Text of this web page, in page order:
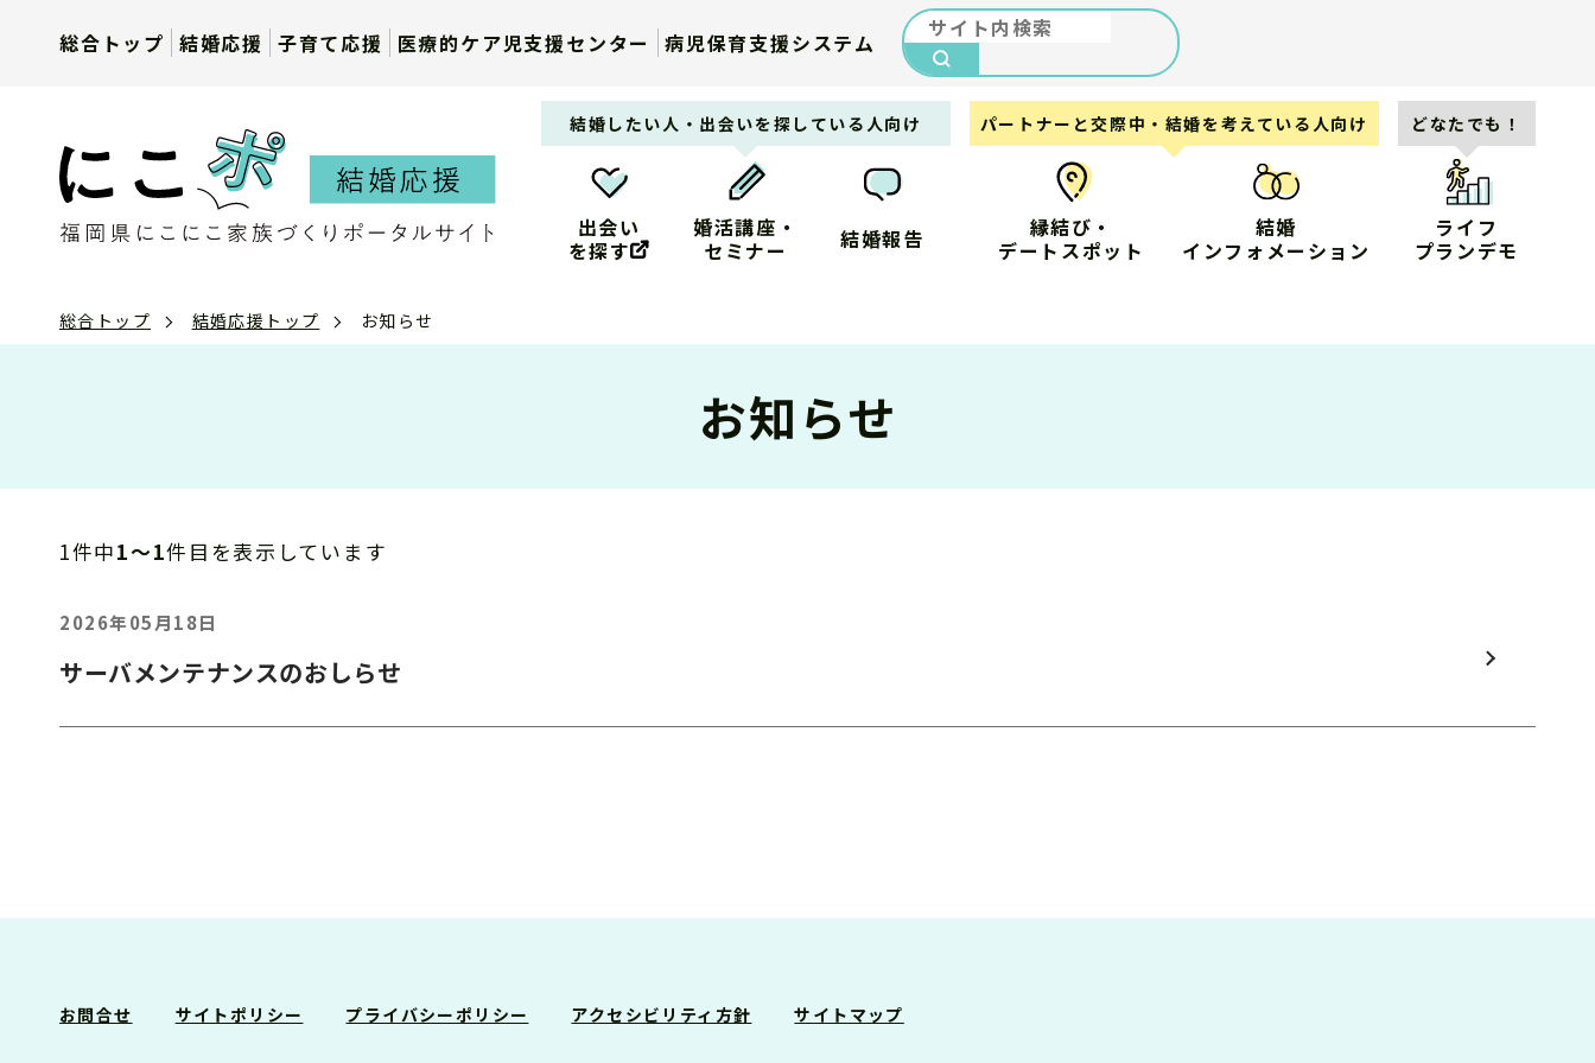
総合トップ 結婚応援 子育て応援 医療的ケア児支援センター 病児保育支援システム
結婚したい人・出会いを探している人向け
出会い
を探す
婚活講座・
セミナー
結婚報告
パートナーと交際中・結婚を考えている人向け
縁結び・
デートスポット
結婚
インフォメーション
どなたでも！
ライフ
プランデモ
総合トップ 結婚応援トップ お知らせ
お知らせ
1件中1～1件目を表示しています
2026年05月18日
サーバメンテナンスのおしらせ
お問合せ サイトポリシー プライバシーポリシー アクセシビリティ方針 サイトマップ